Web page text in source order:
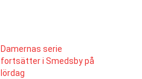
Damernas serie
fortsätter i Smedsby på
lördag